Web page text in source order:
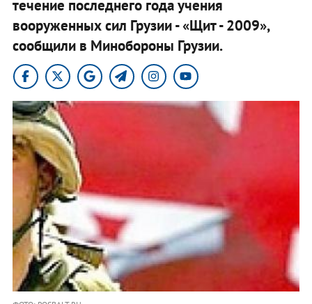
течение последнего года учения
вооруженных сил Грузии - «Щит - 2009»,
сообщили в Минобороны Грузии.